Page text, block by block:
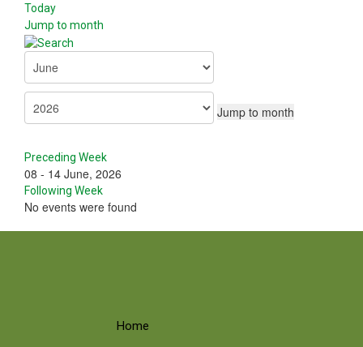
Today
Jump to month
Jump to month
Preceding Week
08 - 14 June, 2026
Following Week
No events were found
Home